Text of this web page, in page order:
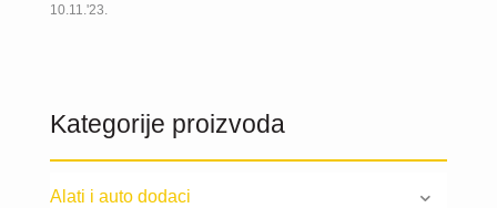
10.11.'23.
Kategorije proizvoda
Alati i auto dodaci